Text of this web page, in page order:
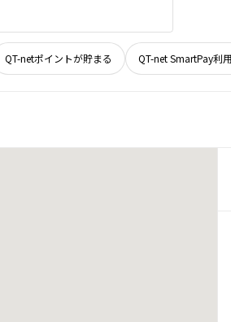
QT-netポイントが貯まる QT-net SmartPay利